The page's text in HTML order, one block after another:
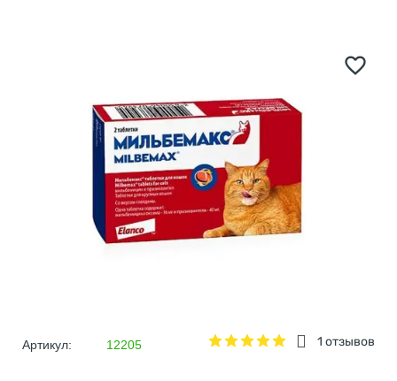
1 отзывов
Артикул: 12205